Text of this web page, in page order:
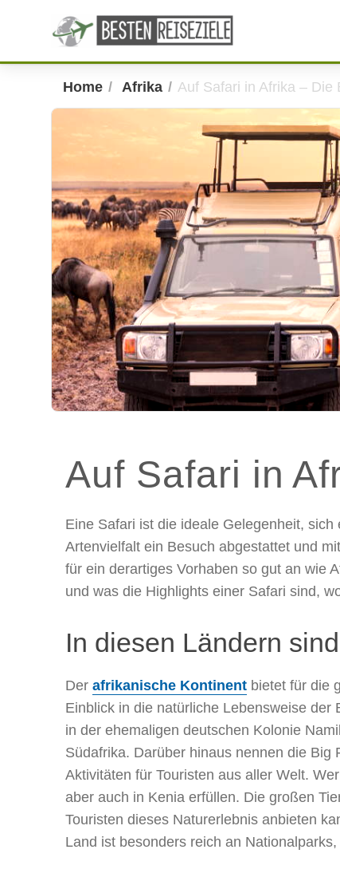
Home Afrika Auf Safari in Afrika – Die
Auf Safari in
Eine Safari ist die ideale Gelegenheit,
Artenvielfalt ein Besuch abgestattet und
für ein derartiges Vorhaben so gut an wie
und was die Highlights einer Safari sind,
In diesen Ländern
Der afrikanische Kontinent bietet für die
Einblick in die natürliche Lebensweise
in der ehemaligen deutschen Kolonie
Südafrika. Darüber hinaus nennen die
Aktivitäten für Touristen aus aller Welt.
aber auch in Kenia erfüllen. Die großen
Touristen dieses Naturerlebnis anbieten
Land ist besonders reich an